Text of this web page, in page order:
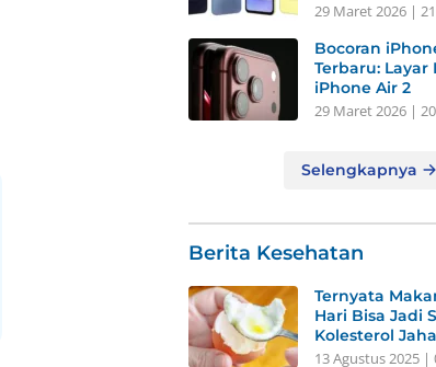
29 Maret 2026 |
Bocoran
Terbaru: Layar
iPhone Air 2
29 Maret 2026 |
Selengkapnya
Berita Kesehatan
Ternyata
Hari Bisa Jadi
Kolesterol
13 Agustus 2025 |